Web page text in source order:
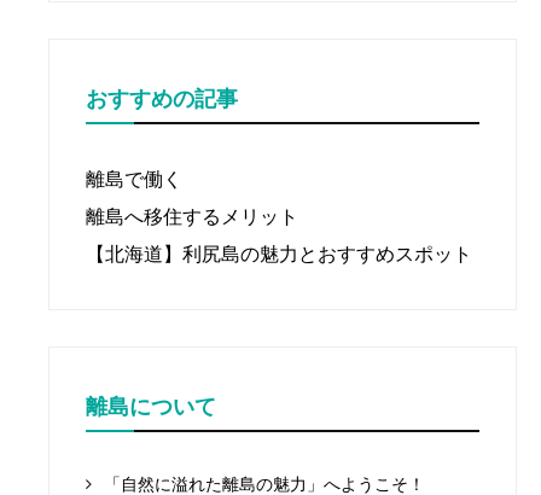
おすすめの記事
離島で働く
離島へ移住するメリット
【北海道】利尻島の魅力とおすすめスポット
離島について
「自然に溢れた離島の魅力」へようこそ！